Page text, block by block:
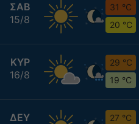
ΣΑΒ
15/8
31 °C
20 °C
ΚΥΡ
16/8
29 °C
19 °C
ΔΕΥ
27 °C